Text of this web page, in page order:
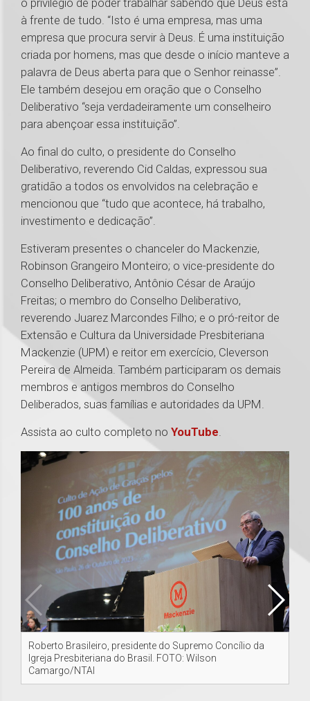
o privilégio de poder trabalhar sabendo que Deus está
à frente de tudo. “Isto é uma empresa, mas uma
empresa que procura servir à Deus. É uma instituição
criada por homens, mas que desde o início manteve a
palavra de Deus aberta para que o Senhor reinasse”.
Ele também desejou em oração que o Conselho
Deliberativo “seja verdadeiramente um conselheiro
para abençoar essa instituição”.
Ao final do culto, o presidente do Conselho
Deliberativo, reverendo Cid Caldas, expressou sua
gratidão a todos os envolvidos na celebração e
mencionou que “tudo que acontece, há trabalho,
investimento e dedicação”.
Estiveram presentes o chanceler do Mackenzie,
Robinson Grangeiro Monteiro; o vice-presidente do
Conselho Deliberativo, Antônio César de Araújo
Freitas; o membro do Conselho Deliberativo,
reverendo Juarez Marcondes Filho; e o pró-reitor de
Extensão e Cultura da Universidade Presbiteriana
Mackenzie (UPM) e reitor em exercício, Cleverson
Pereira de Almeida. Também participaram os demais
membros e antigos membros do Conselho
Deliberados, suas famílias e autoridades da UPM.
Assista ao culto completo no YouTube.
Roberto Brasileiro, presidente do Supremo Concílio da
Igreja Presbiteriana do Brasil. FOTO: Wilson
Camargo/NTAI